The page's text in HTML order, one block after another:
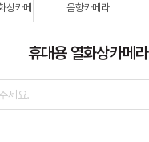
상카메라 음향카메라
휴대용 열화상카메라